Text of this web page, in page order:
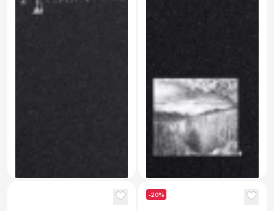
В наличии
Шкурка Trust Gorge
900 ₽
-20%